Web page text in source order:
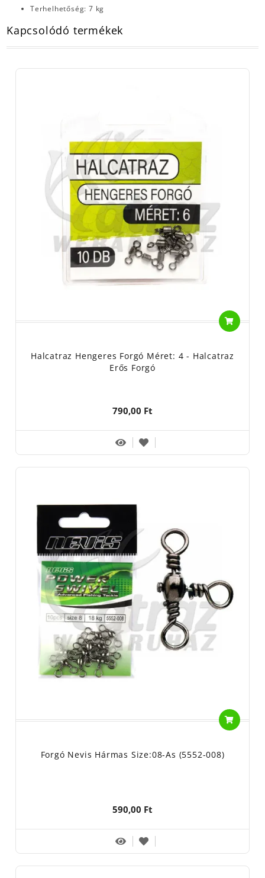
Terhelhetőség: 7 kg
Kapcsolódó termékek
Halcatraz Hengeres Forgó Méret: 4 - Halcatraz
Erős Forgó
790,00 Ft
Forgó Nevis Hármas Size:08-As (5552-008)
590,00 Ft